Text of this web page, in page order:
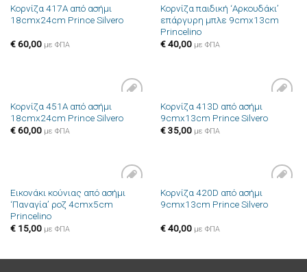
Πρόσθήκη
στην λίστα
Κορνίζα 417A από ασήμι
18cmx24cm Prince Silvero
€60,00 με ΦΠΑ
Πρόσθήκη
στην λίστα
Κορνίζα παιδική ‘Αρκουδάκι’
επάργυρη μπλε 9cmx13cm
Princelino
€40,00 με ΦΠΑ
Πρόσθήκη
στην λίστα
Κορνίζα 451A από ασήμι
18cmx24cm Prince Silvero
€60,00 με ΦΠΑ
Πρόσθήκη
στην λίστα
Κορνίζα 413D από ασήμι
9cmx13cm Prince Silvero
€35,00 με ΦΠΑ
Πρόσθήκη
στην λίστα
Εικονάκι κούνιας από ασήμι
‘Παναγία’ ροζ 4cmx5cm
Princelino
€15,00 με ΦΠΑ
Πρόσθήκη
στην λίστα
Κορνίζα 420D από ασήμι
9cmx13cm Prince Silvero
€40,00 με ΦΠΑ